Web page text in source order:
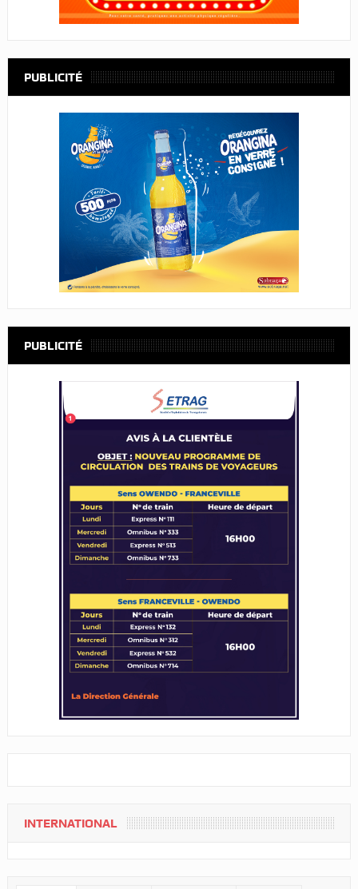
PUBLICITÉ
PUBLICITÉ
INTERNATIONAL